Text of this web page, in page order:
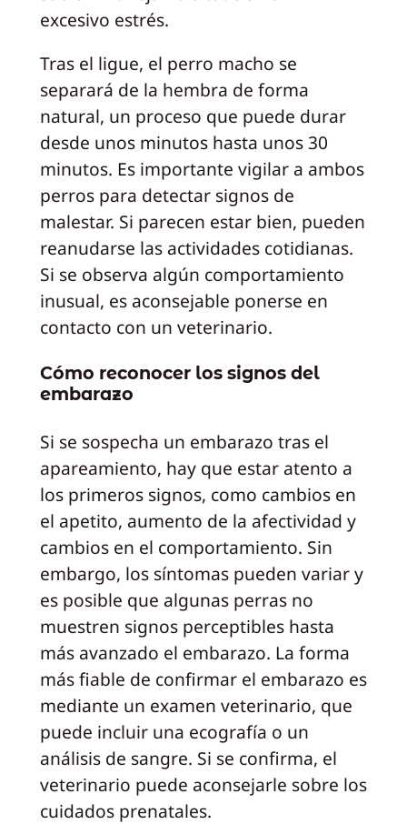
excesivo estrés.
Tras el ligue, el perro macho se
separará de la hembra de forma
natural, un proceso que puede durar
desde unos minutos hasta unos 30
minutos. Es importante vigilar a ambos
perros para detectar signos de
malestar. Si parecen estar bien, pueden
reanudarse las actividades cotidianas.
Si se observa algún comportamiento
inusual, es aconsejable ponerse en
contacto con un veterinario.
Cómo reconocer los signos del
embarazo
Si se sospecha un embarazo tras el
apareamiento, hay que estar atento a
los primeros signos, como cambios en
el apetito, aumento de la afectividad y
cambios en el comportamiento. Sin
embargo, los síntomas pueden variar y
es posible que algunas perras no
muestren signos perceptibles hasta
más avanzado el embarazo. La forma
más fiable de confirmar el embarazo es
mediante un examen veterinario, que
puede incluir una ecografía o un
análisis de sangre. Si se confirma, el
veterinario puede aconsejarle sobre los
cuidados prenatales.